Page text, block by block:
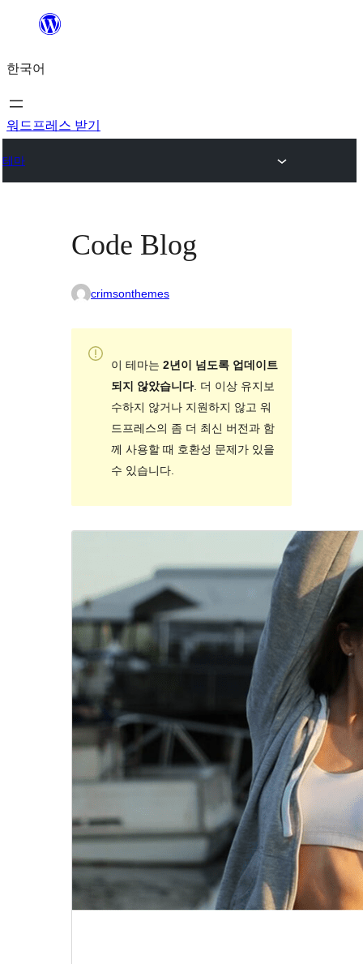
츠
로
바
가
한국어
워드프레스 받기
테마
Code Blog
crimsonthemes
이 테마는 2년이 넘도록 업데이트
되지 않았습니다. 더 이상 유지보
수하지 않거나 지원하지 않고 워
드프레스의 좀 더 최신 버전과 함
께 사용할 때 호환성 문제가 있을
수 있습니다.